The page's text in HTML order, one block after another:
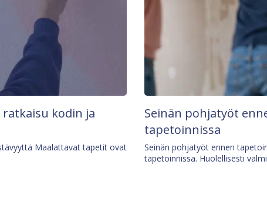
kodin ja
Maalattavat tapetit ovat
Seinän pohjatyöt
tapetoinnissa
Seinän pohjatyöt ennen
tapetoinnissa. Huolellisesti